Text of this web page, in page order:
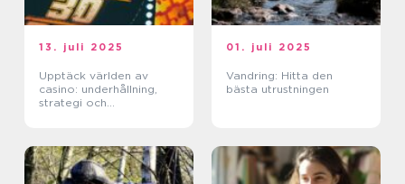
13. juli 2025
Upptäck världen av
casino: underhållning,
strategi och
01. juli 2025
Vandring: Hitta den
bästa utrustningen